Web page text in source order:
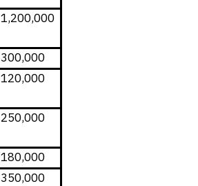
1,200,000
300,000
120,000
250,000
180,000
350,000